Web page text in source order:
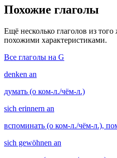
Похожие глаголы
Ещё несколько глаголов из
похожими характеристиками.
Все глаголы на G
denken an
думать (о ком-л./чём-л.)
sich erinnern an
вспоминать (о ком-л./чём-л.),
sich gewöhnen an